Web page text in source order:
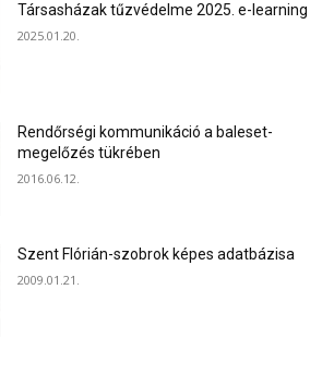
Társasházak tűzvédelme 2025. e-learning
2025.01.20.
Rendőrségi kommunikáció a baleset-
megelőzés tükrében
2016.06.12.
Szent Flórián-szobrok képes adatbázisa
2009.01.21.